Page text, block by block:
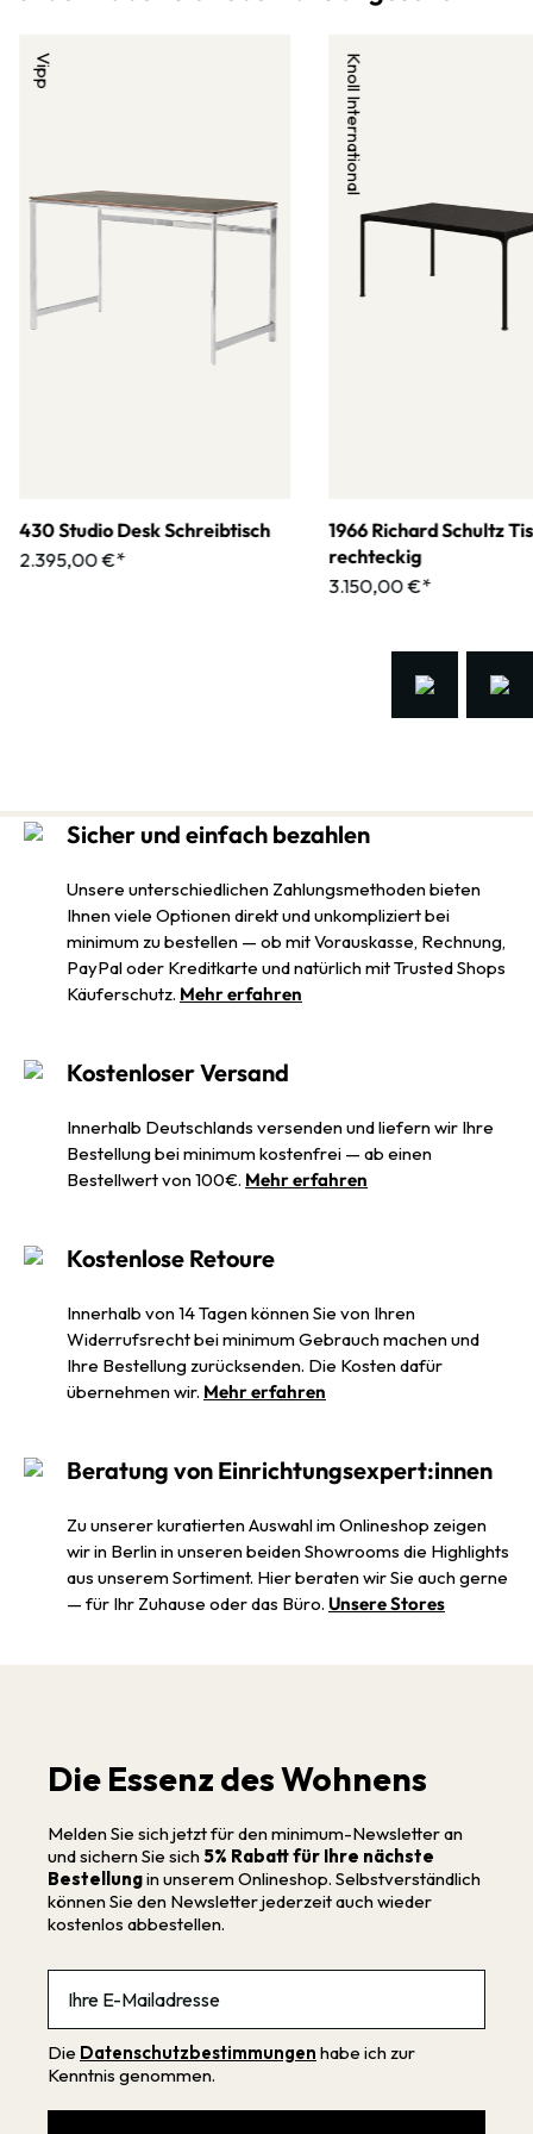
Vipp
430 Studio Desk Schreibtisch
2.395,00 €*
Knoll International
1966 Richard Schultz
rechteckig
3.150,00 €*
Sicher und einfach bezahlen
Unsere unterschiedlichen Zahlungsmethoden bieten
Ihnen viele Optionen direkt und unkompliziert bei
minimum zu bestellen — ob mit Vorauskasse, Rechnung,
PayPal oder Kreditkarte und natürlich mit Trusted Shops
Käuferschutz. Mehr erfahren
Kostenloser Versand
Innerhalb Deutschlands versenden und liefern wir Ihre
Bestellung bei minimum kostenfrei — ab einen
Bestellwert von 100€. Mehr erfahren
Kostenlose Retoure
Innerhalb von 14 Tagen können Sie von Ihren
Widerrufsrecht bei minimum Gebrauch machen und
Ihre Bestellung zurücksenden. Die Kosten dafür
übernehmen wir. Mehr erfahren
Beratung von Einrichtungsexpert:innen
Zu unserer kuratierten Auswahl im Onlineshop zeigen
wir in Berlin in unseren beiden Showrooms die Highlights
aus unserem Sortiment. Hier beraten wir Sie auch gerne
— für Ihr Zuhause oder das Büro. Unsere Stores
Die Essenz des Wohnens
Melden Sie sich jetzt für den minimum-Newsletter an
und sichern Sie sich 5% Rabatt für Ihre nächste
Bestellungin unserem Onlineshop. Selbstverständlich
können Sie den Newsletter jederzeit auch wieder
kostenlos abbestellen.
Die Datenschutzbestimmungen habe ich zur
Kenntnis genommen.